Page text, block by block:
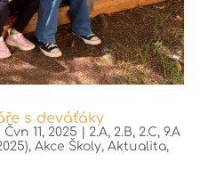
s deváťáky
Čvn 11, 2025 2.A, 2.B, 2.C, 9.A
, Akce Školy, Aktualita,